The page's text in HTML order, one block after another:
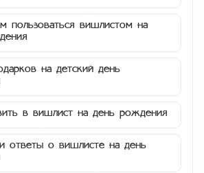
пользоваться вишлистом на
на детский день
в вишлист на день рождения
ответы о вишлисте на день